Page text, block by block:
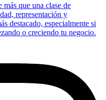
que una clase de
representación y
destacado, especialmente si
o creciendo tu negocio.